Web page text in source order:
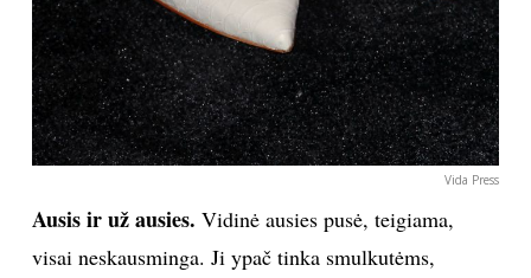
Vida Press
Ausis ir už ausies. Vidinė ausies pusė, teigiama,
visai neskausminga. Ji ypač tinka smulkutėms,